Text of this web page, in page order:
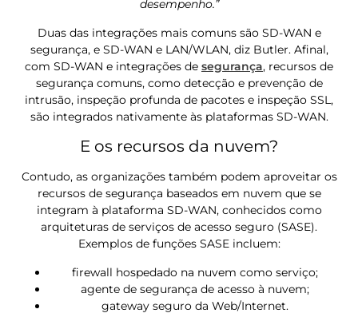
desempenho.”
Duas das integrações mais comuns são SD-WAN e
segurança, e SD-WAN e LAN/WLAN, diz Butler. Afinal,
com SD-WAN e integrações de segurança, recursos de
segurança comuns, como detecção e prevenção de
intrusão, inspeção profunda de pacotes e inspeção SSL,
são integrados nativamente às plataformas SD-WAN.
E os recursos da nuvem?
Contudo, as organizações também podem aproveitar os
recursos de segurança baseados em nuvem que se
integram à plataforma SD-WAN, conhecidos como
arquiteturas de serviços de acesso seguro (SASE).
Exemplos de funções SASE incluem:
firewall hospedado na nuvem como serviço;
agente de segurança de acesso à nuvem;
gateway seguro da Web/Internet.